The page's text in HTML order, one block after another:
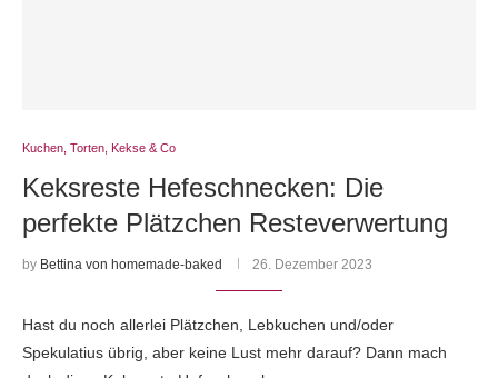
Kuchen, Torten, Kekse & Co
Keksreste Hefeschnecken: Die
perfekte Plätzchen Resteverwertung
by Bettina von homemade-baked 26. Dezember 2023
Hast du noch allerlei Plätzchen, Lebkuchen und/oder
Spekulatius übrig, aber keine Lust mehr darauf? Dann mach